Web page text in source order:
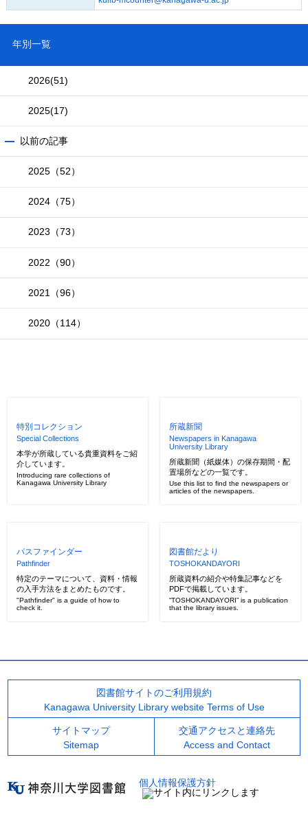
年別一覧
2026(51)
2025(17)
以前の記事
2025（52）
2024（75）
2023（73）
2022（90）
2021（96）
2020（114）
特別コレクション
Special Collections
本学が所蔵している貴重資料をご紹
介しています。
Introducing rare collections of
Kanagawa University Library
所蔵新聞
Newspapers in Kanagawa
University Library
所蔵新聞（紙媒体）の保存期間・配
置場所などの一覧です。
Use this list to find the newspapers or
articles of the newspapers.
パスファインダー
Pathfinder
特定のテーマについて、資料・情報
の入手方法をまとめたものです。
"Pathfinder" is a guide of how to
check it.
図書館だより
TOSHOKANDAYORI
所蔵資料の紹介や特集記事などを
PDFで掲載しています。
“TOSHOKANDAYORI” is a publication
that the library issues.
図書館サイトのご利用規約
Kanagawa University Library website Terms of Use
サイトマップ
Sitemap
交通アクセスと連絡先
Access and Contact
個人情報保護方針